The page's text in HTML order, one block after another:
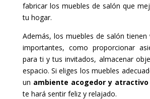
fabricar los muebles de salón que
tu hogar.
Además, los muebles de salón tienen
importantes, como proporcionar
para ti y tus invitados, almacenar
espacio. Si eliges los muebles
un ambiente acogedor y atractivo
te hará sentir feliz y relajado.